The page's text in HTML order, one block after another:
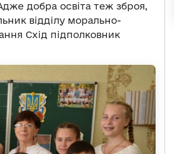
добра освіта теж зброя,
відділу морально-
Схід підполковник